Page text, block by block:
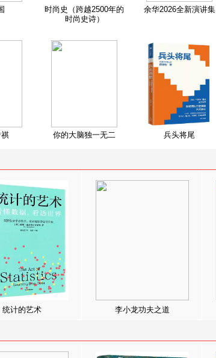
时尚史（跨越2500年的
时尚史诗）
余华2026全新演讲集
你的大脑独一无二 兵头将尾
统计的艺术 李小龙功夫之道